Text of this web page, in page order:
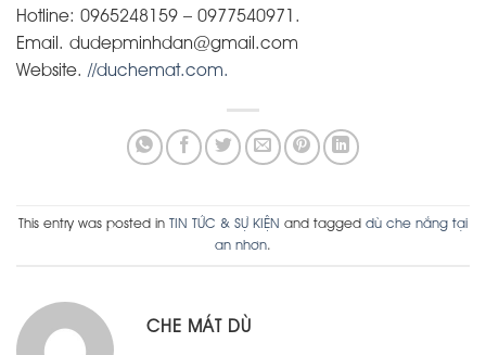
Hotline: 0965248159 – 0977540971.
Email. dudepminhdan@gmail.com
Website. //duchemat.com.
This entry was posted in TIN TỨC & SỰ KIỆN and tagged dù che nắng tại
an nhơn.
CHE MÁT DÙ